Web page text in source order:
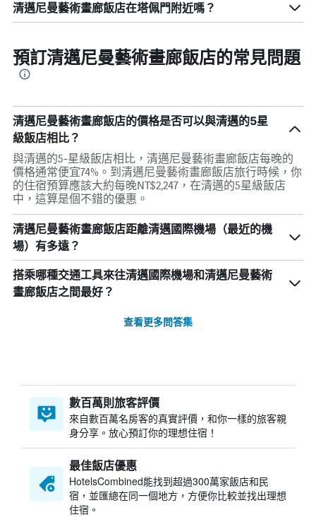
清邁尼曼藝術畫廊飯店在塔佩門附近嗎？
預訂清邁尼曼藝術畫廊飯店的常見問題
清邁尼曼藝術畫廊飯店的價格是否可以與清邁的5星
級飯店相比？
與清邁的5-星級飯店相比，清邁尼曼藝術畫廊飯店每晚的
價格通常便宜74%。到清邁尼曼藝術畫廊飯店旅行時候，你
的住宿預算應該大約每晚NT$2,247，在清邁的5星級飯店
中，這算是個不錯的優惠。
清邁尼曼藝術畫廊飯店距離清邁國際機場（最近的機
場）有多遠？
搭乘哪種交通工具來往清邁國際機場和清邁尼曼藝術
畫廊飯店之間最好？
查看更多問答集
數百萬則旅客評價
來自數百萬名房客的真實評價，和你一樣的旅客親
身分享。放心預訂你的理想住宿！
最佳飯店優惠
HotelsCombined​能找到超過300萬家飯店和民
宿，並匯總在同一個地方，方便你比較並找出理想
住宿。